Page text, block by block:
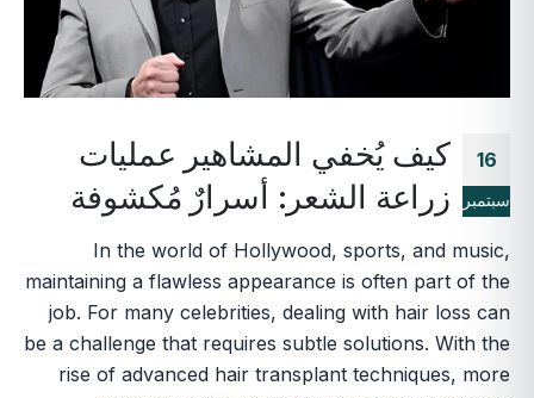
16
سبتمبر
كيف يُخفي المشاهير عمليات
زراعة الشعر: أسرارٌ مُكشوفة
In the world of Hollywood, sports, and music,
maintaining a flawless appearance is often part of the
job. For many celebrities, dealing with hair loss can
be a challenge that requires subtle solutions. With the
rise of advanced hair transplant techniques, more